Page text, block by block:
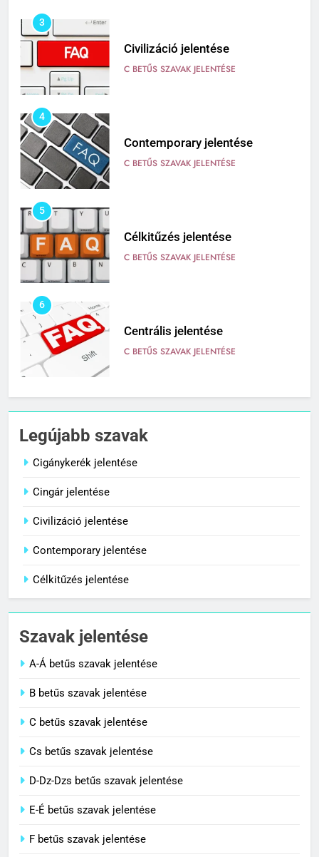
3
Civilizáció jelentése
C BETŰS SZAVAK JELENTÉSE
4
Contemporary jelentése
C BETŰS SZAVAK JELENTÉSE
5
Célkitűzés jelentése
C BETŰS SZAVAK JELENTÉSE
6
Centrális jelentése
C BETŰS SZAVAK JELENTÉSE
7
Céltudatos jelentése
C BETŰS SZAVAK JELENTÉSE
8
Centenárium jelentése
1
Cigánykerék jelentése
C BETŰS SZAVAK JELENTÉSE
C BETŰS SZAVAK JELENTÉSE
3
Legújabb szavak
Cigánykerék jelentése
Cingár jelentése
Civilizáció jelentése
Contemporary jelentése
Célkitűzés jelentése
Szavak jelentése
A-Á betűs szavak jelentése
B betűs szavak jelentése
C betűs szavak jelentése
Cs betűs szavak jelentése
D-Dz-Dzs betűs szavak jelentése
E-É betűs szavak jelentése
F betűs szavak jelentése